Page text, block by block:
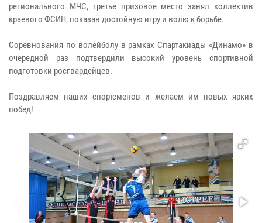
регионального МЧС, третье призовое место занял коллектив
краевого ФСИН, показав достойную игру и волю к борьбе.
Соревнования по волейболу в рамках Спартакиады «Динамо» в
очередной раз подтвердили высокий уровень спортивной
подготовки росгвардейцев.
Поздравляем наших спортсменов и желаем им новых ярких
побед!